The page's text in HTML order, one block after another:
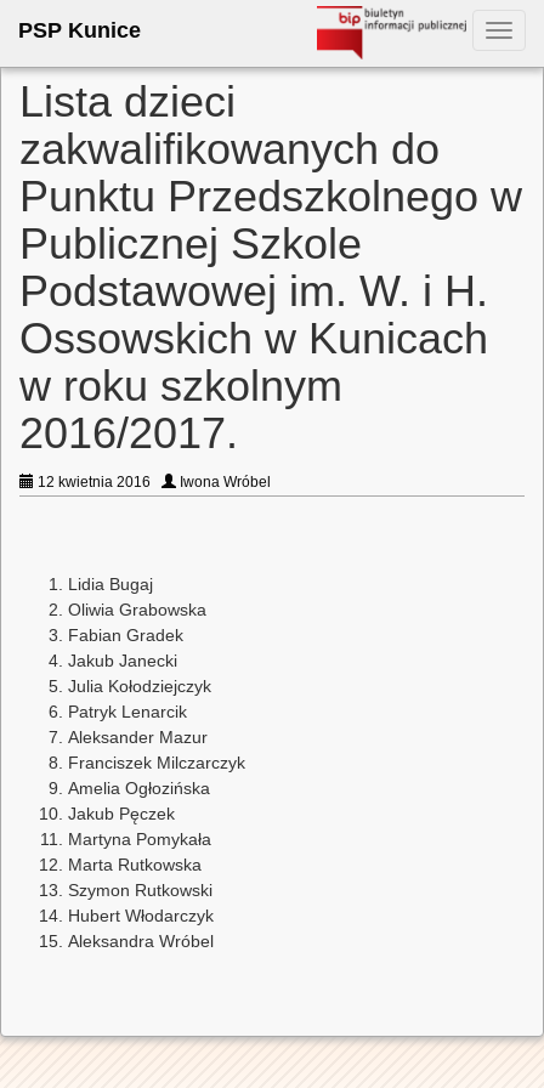
PSP Kunice
Lista dzieci
zakwalifikowanych do
Punktu Przedszkolnego w
Publicznej Szkole
Podstawowej im. W. i H.
Ossowskich w Kunicach
w roku szkolnym
2016/2017.
12 kwietnia 2016 Iwona Wróbel
Lidia Bugaj
Oliwia Grabowska
Fabian Gradek
Jakub Janecki
Julia Kołodziejczyk
Patryk Lenarcik
Aleksander Mazur
Franciszek Milczarczyk
Amelia Ogłozińska
Jakub Pęczek
Martyna Pomykała
Marta Rutkowska
Szymon Rutkowski
Hubert Włodarczyk
Aleksandra Wróbel